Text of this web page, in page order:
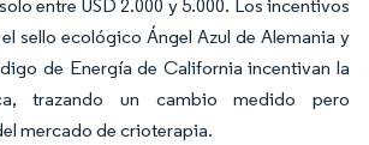
entre USD 2.000 y 5.000. Los incentivos
sello ecológico Ángel Azul de Alemania y
de Energía de California incentivan la
trazando un cambio medido pero
mercado de crioterapia.